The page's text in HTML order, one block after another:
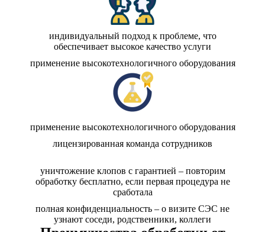
индивидуальный подход к проблеме, что
обеспечивает высокое качество услуги
применение высокотехнологичного оборудования
применение высокотехнологичного оборудования
лицензированная команда сотрудников
уничтожение клопов с гарантией – повторим
обработку бесплатно, если первая процедура не
сработала
полная конфиденциальность – о визите СЭС не
узнают соседи, родственники, коллеги